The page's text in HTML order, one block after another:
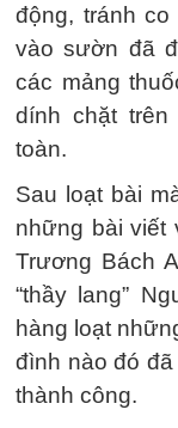
động, tránh
vào sườn đã
các mảng
dính chặt
toàn.
Sau loạt bài
những bài viết
Trương Bách
“thầy lang”
hàng loạt
đình nào đó đã
thành công.